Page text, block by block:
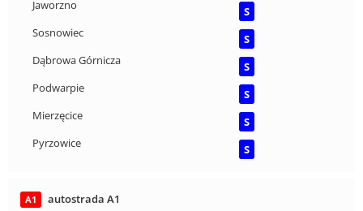
Jaworzno
S
Sosnowiec
S
Dąbrowa Górnicza
S
Podwarpie
S
Mierzęcice
S
Pyrzowice
S
A1
autostrada A1